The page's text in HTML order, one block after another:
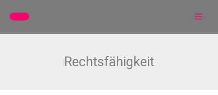
Inhalt
Rechtsfähigkeit